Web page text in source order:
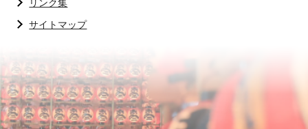
リンク集
サイトマップ